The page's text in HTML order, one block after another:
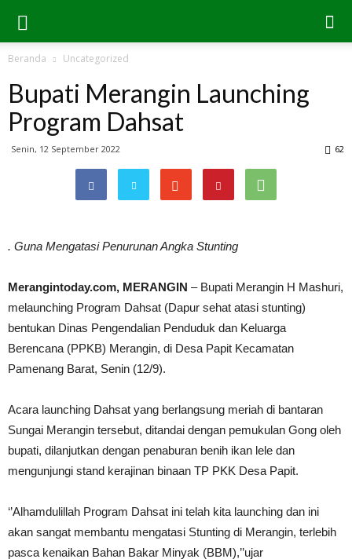
Beranda Uncategorized
Bupati Merangin Launching
Program Dahsat
Senin, 12 September 2022 62
. Guna Mengatasi Penurunan Angka Stunting
Merangintoday.com, MERANGIN – Bupati Merangin H Mashuri,
melaunching Program Dahsat (Dapur sehat atasi stunting)
bentukan Dinas Pengendalian Penduduk dan Keluarga
Berencana (PPKB) Merangin, di Desa Papit Kecamatan
Pamenang Barat, Senin (12/9).
Acara launching Dahsat yang berlangsung meriah di bantaran
Sungai Merangin tersebut, ditandai dengan pemukulan Gong oleh
bupati, dilanjutkan dengan penaburan benih ikan lele dan
mengunjungi stand kerajinan binaan TP PKK Desa Papit.
‘’Alhamdulillah Program Dahsat ini telah kita launching dan ini
akan sangat membantu mengatasi Stunting di Merangin, terlebih
pasca kenaikan Bahan Bakar Minyak (BBM),’’ujar